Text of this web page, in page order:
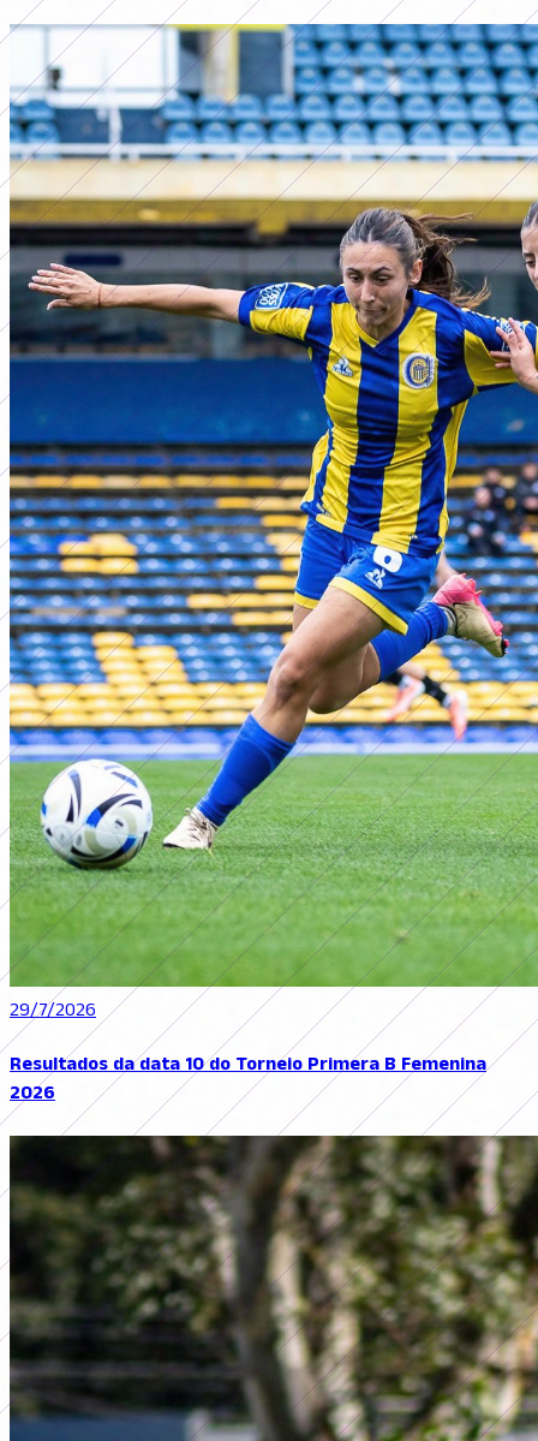
29/7/2026
Resultados da data 10 do Torneio Primera B Femenina
2026